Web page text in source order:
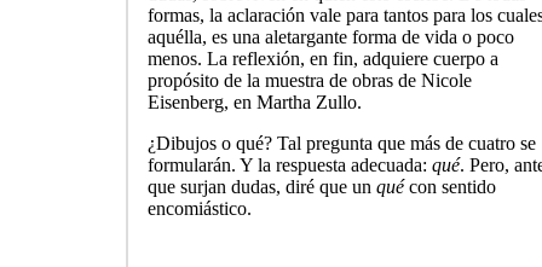
formas, la aclaración vale para tantos para los
aquélla, es una aletargante forma de vida o poco
menos. La reflexión, en fin, adquiere cuerpo a
propósito de la muestra de obras de Nicole
Eisenberg, en Martha Zullo.
¿Dibujos o qué? Tal pregunta que más de cuatro se
formularán. Y la respuesta adecuada:qué. Pero,
que surjan dudas, diré que unquécon sentido
encomiástico.